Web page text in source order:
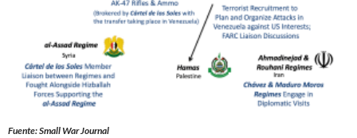
Fuente: Small War Journal